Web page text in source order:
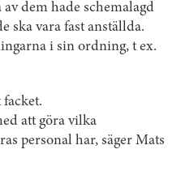
dem hade schemalagd
ska vara fast anställda.
i sin ordning, t ex.
facket.
att göra vilka
personal har, säger Mats